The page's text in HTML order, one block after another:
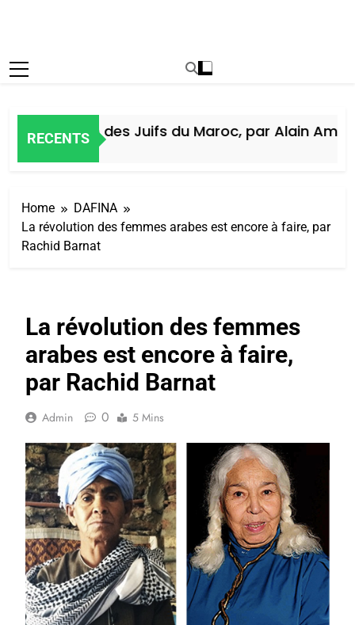
RECENTS
Histoire des Juifs du Maroc, par Alain Amiel
Home
DAFINA
La révolution des femmes arabes est encore à faire, par
Rachid Barnat
La révolution des femmes
arabes est encore à faire,
par Rachid Barnat
Admin 0 5 Mins